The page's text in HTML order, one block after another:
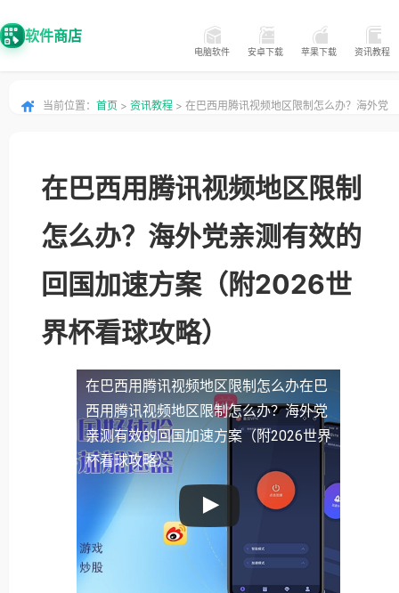
软件商店
电脑软件 安卓下载 苹果下载 资讯教程
当前位置： 首页 > 资讯教程 > 在巴西用腾讯视频地区限制怎么办？海外党
在巴西用腾讯视频地区限制
怎么办？海外党亲测有效的
回国加速方案（附2026世
界杯看球攻略）
在巴西用腾讯视频地区限制怎么办在巴
西用腾讯视频地区限制怎么办？海外党
亲测有效的回国加速方案（附2026世界
杯看球攻略）